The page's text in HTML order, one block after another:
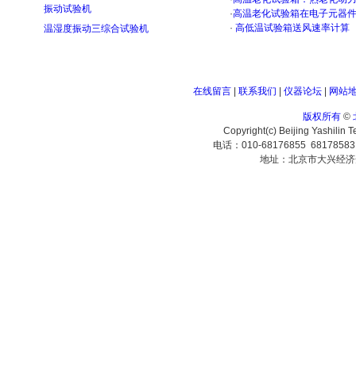
振动试验机
温湿度振动三综合试验机
·高温老化试验箱在电子元器
· 高低温试验箱送风速率计算
在线留言| 联系我们 仪器论坛| 网站
版权所有©
Copyright(c) Beijing Yashilin
电话：010-68176855
地址：北京市大兴经